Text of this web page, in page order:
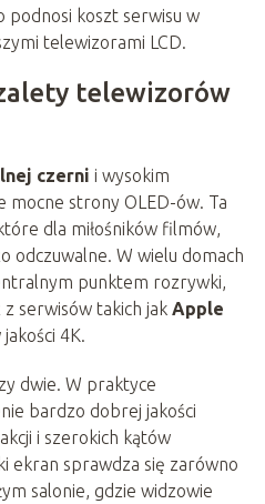
podnosi koszt serwisu w
telewizorami LCD.
telewizorów
czerni i wysokim
mocne strony OLED-ów. Ta
dla miłośników filmów,
odczuwalne. W wielu domach
punktem rozrywki,
serwisów takich jak Apple
4K.
dwie. W praktyce
bardzo dobrej jakości
i szerokich kątów
ekran sprawdza się zarówno
salonie, gdzie widzowie